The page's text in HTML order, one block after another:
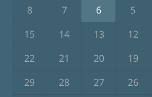
5
6
7
8
12
13
14
15
19
20
21
22
26
27
28
29